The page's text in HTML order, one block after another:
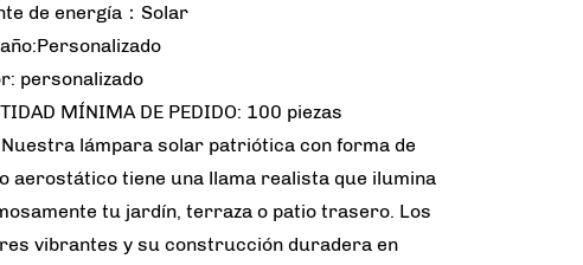
de energía：Solar
personalizado
MÍNIMA DE PEDIDO: 100 piezas
lámpara solar patriótica con forma de
aerostático tiene una llama realista que ilumina
tu jardín, terraza o patio trasero. Los
vibrantes y su construcción duradera en